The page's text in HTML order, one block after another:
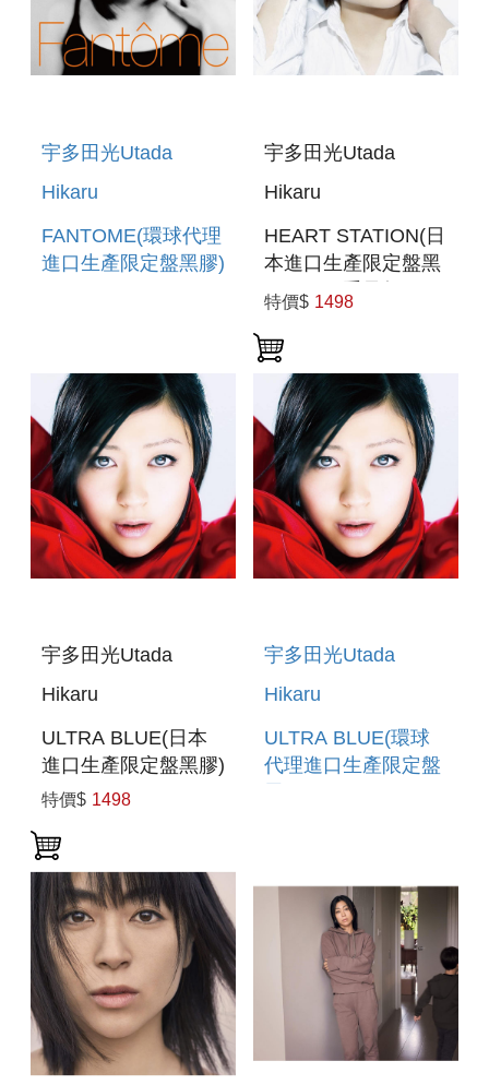
宇多田光Utada
Hikaru
FANTOME(環球代理
進口生產限定盤黑膠)
宇多田光Utada
Hikaru
HEART STATION(日
本進口生產限定盤黑
LP(180G重量盤))
特價$ 1498
宇多田光Utada
Hikaru
ULTRA BLUE(日本
進口生產限定盤黑膠)
特價$ 1498
宇多田光Utada
Hikaru
ULTRA BLUE(環球
代理進口生產限定盤